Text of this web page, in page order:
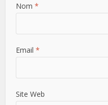
Nom *
Email *
Site Web